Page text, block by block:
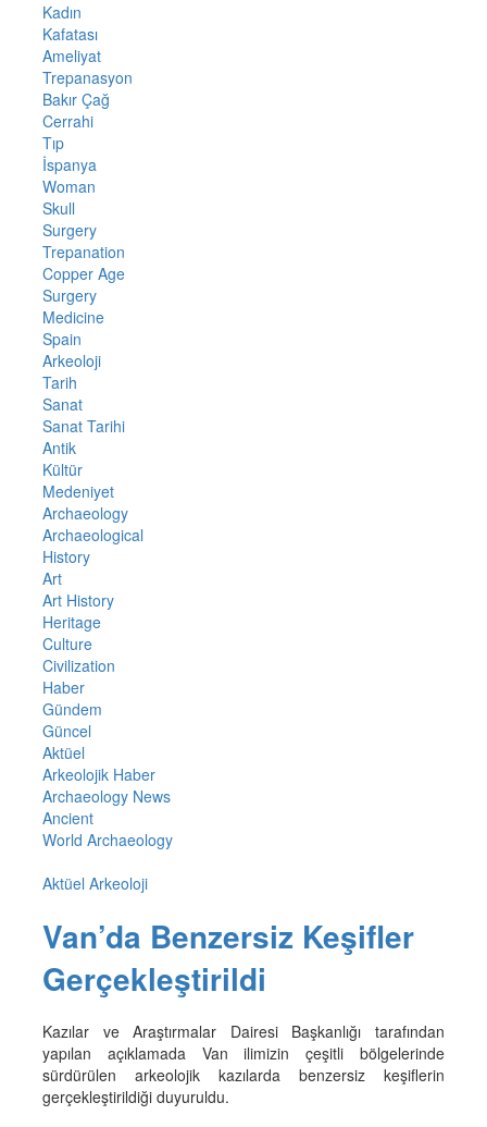
Kadın
Kafatası
Ameliyat
Trepanasyon
Bakır Çağ
Cerrahi
Tıp
İspanya
Woman
Skull
Surgery
Trepanation
Copper Age
Surgery
Medicine
Spain
Arkeoloji
Tarih
Sanat
Sanat Tarihi
Antik
Kültür
Medeniyet
Archaeology
Archaeological
History
Art
Art History
Heritage
Culture
Civilization
Haber
Gündem
Güncel
Aktüel
Arkeolojik Haber
Archaeology News
Ancient
World Archaeology
Aktüel Arkeoloji
Van’da Benzersiz Keşifler
Gerçekleştirildi
Kazılar ve Araştırmalar Dairesi Başkanlığı tarafından
yapılan açıklamada Van ilimizin çeşitli bölgelerinde
sürdürülen arkeolojik kazılarda benzersiz keşiflerin
gerçekleştirildiği duyuruldu.